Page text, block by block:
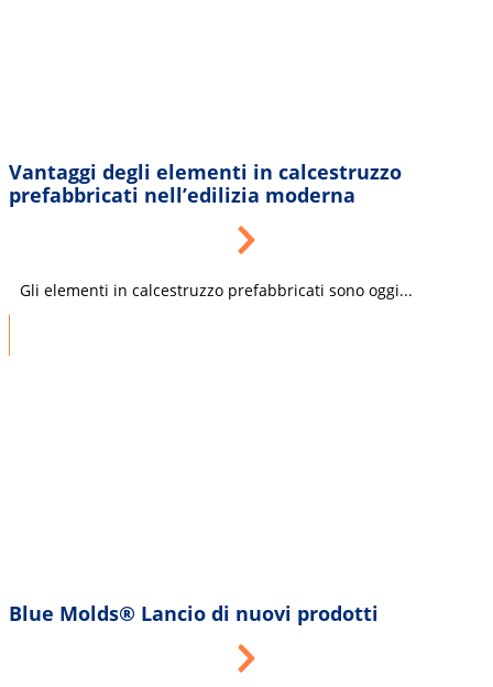
Vantaggi degli elementi in calcestruzzo
prefabbricati nell’edilizia moderna
Gli elementi in calcestruzzo prefabbricati sono oggi...
Blue Molds® Lancio di nuovi prodotti